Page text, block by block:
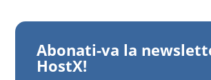
Abonati-va la
HostX!